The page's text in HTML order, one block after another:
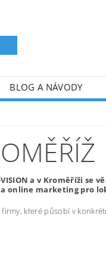
BLOG A NÁVODY
a v Kroměříži
online marketing pro
které působí v